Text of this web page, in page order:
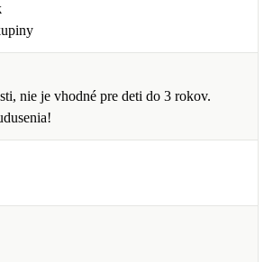
nie je vhodné pre deti do 3 rokov.